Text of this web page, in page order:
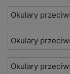
Okulary
Okulary
Okulary